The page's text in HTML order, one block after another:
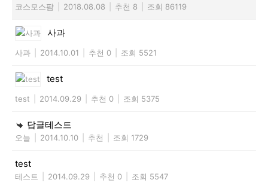
코스모스팜 2018.08.08 추천 8 조회 86119
사과
사과 2014.10.01 추천 0 조회 5521
test
test 2014.09.29 추천 0 조회 5375
답글테스트
오늘 2014.10.10 추천 조회 1729
test
테스트 2014.09.29 추천 0 조회 5547